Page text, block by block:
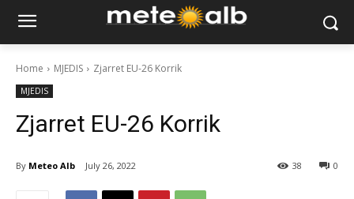
Home MJEDIS Zjarret EU-26 Korrik
MJEDIS
Zjarret EU-26 Korrik
By Meteo Alb July 26, 2022 0
38